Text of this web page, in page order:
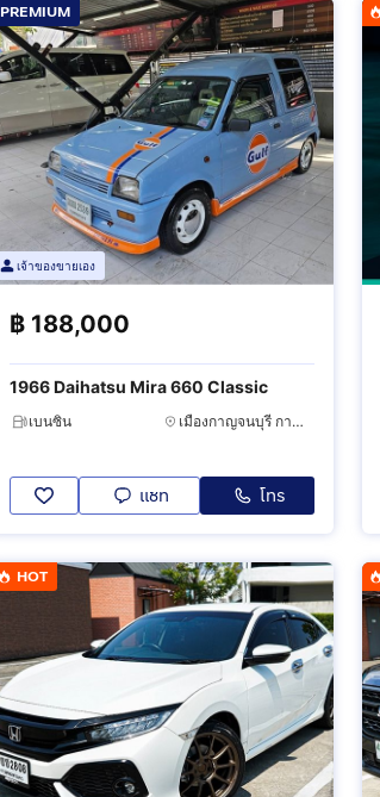
PREMIUM
เจ้าของขายเอง
฿ 188,000
1966 Daihatsu Mira 660 Classic
เบนซิน เมืองกาญจนบุรี กาญจนบุรี
แชท โทร
HOT